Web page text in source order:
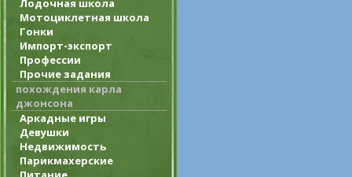
Лодочная школа
Мотоциклетная школа
Гонки
Импорт-экспорт
Профессии
Прочие задания
похождения карла
джонсона
Аркадные игры
Девушки
Недвижимость
Парикмахерские